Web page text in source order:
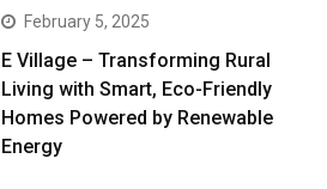
February 5, 2025
E Village – Transforming Rural
Living with Smart, Eco-Friendly
Homes Powered by Renewable
Energy